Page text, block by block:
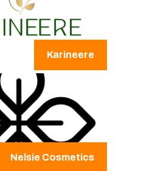
Karineere
Nelsie Cosmetics